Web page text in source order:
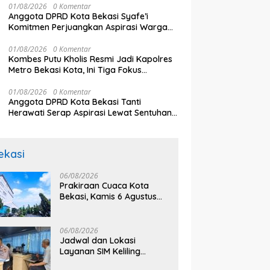
Ganggu Pelayanan
01/08/2026 0 Komentar
Anggota DPRD Kota Bekasi Syafe’i
Komitmen Perjuangkan Aspirasi Warga
01/08/2026 0 Komentar
Kombes Putu Kholis Resmi Jadi Kapolres
Metro Bekasi Kota, Ini Tiga Fokus
01/08/2026 0 Komentar
Anggota DPRD Kota Bekasi Tanti
Herawati Serap Aspirasi Lewat Sentuhan
06/08/2026
Prakiraan Cuaca Kota
Bekasi, Kamis 6 Agustus
06/08/2026
Jadwal dan Lokasi
Layanan SIM Keliling